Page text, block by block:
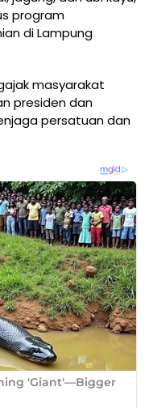
program
di Lampung
masyarakat
presiden dan
persatuan dan